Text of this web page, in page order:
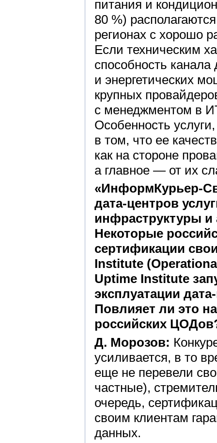
питания и
80 %)
регионах с хорошо
Если техническим
способность
и энергетических
крупных
с менеджментом в
Особенность
в том, что ее
как на стороне
а главное — от их
«ИнформКурьер-
дата-центров
инфраструктуры и
Некоторые
сертификации
Institute
Uptime Institute
эксплуатации
Повлияет ли это
российских
Д. Морозов:
усиливается, в то
еще не перевели
частные),
очередь,
своим клиентам
данных.